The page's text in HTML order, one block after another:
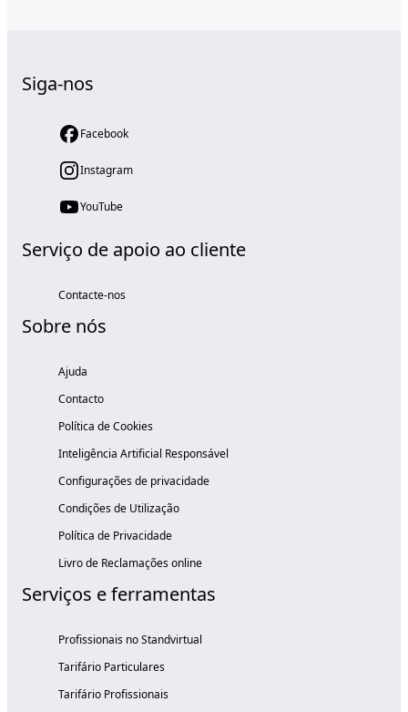
Siga-nos
Facebook
Instagram
YouTube
Serviço de apoio ao cliente
Contacte-nos
Sobre nós
Ajuda
Contacto
Política de Cookies
Inteligência Artificial Responsável
Configurações de privacidade
Condições de Utilização
Política de Privacidade
Livro de Reclamações online
Serviços e ferramentas
Profissionais no Standvirtual
Tarifário Particulares
Tarifário Profissionais